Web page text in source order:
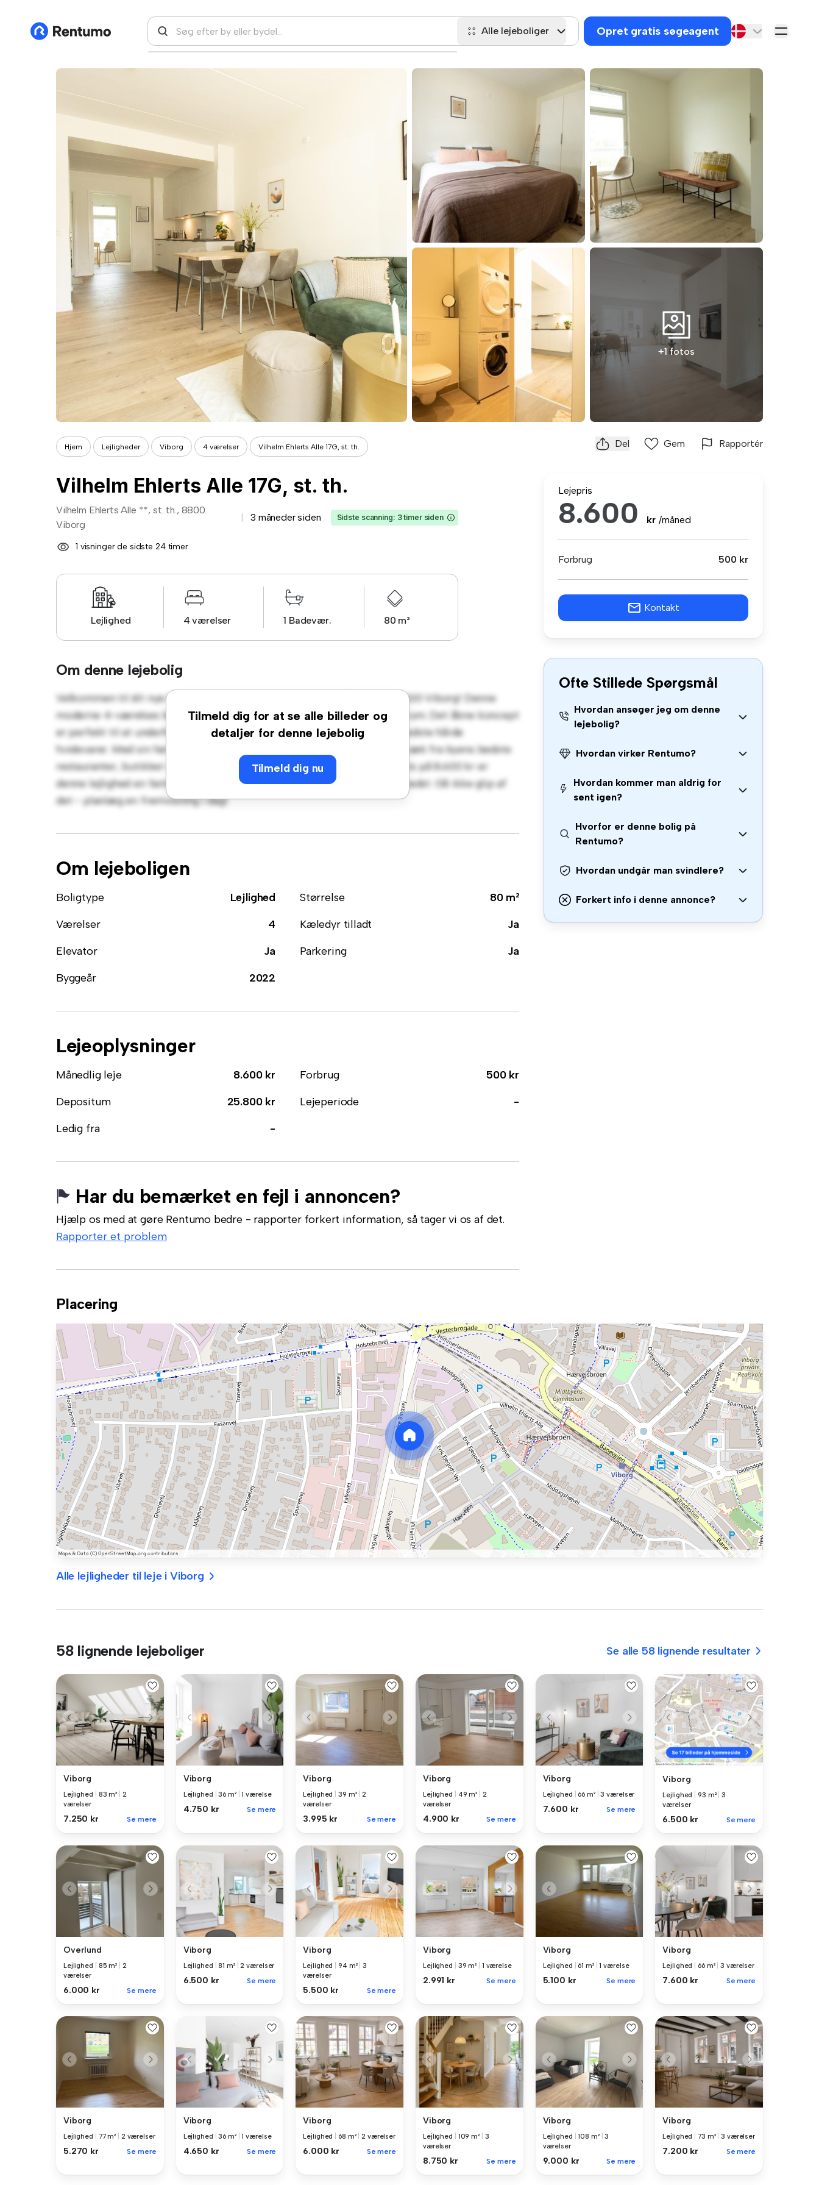
Alle lejeboliger Opret gratis søgeagent
+1 fotos
Hjem Lejligheder Viborg 4 værelser Vilhelm Ehlerts Alle 17G, st. th. Del Gem Rapportér
Vilhelm Ehlerts Alle 17G, st. th.
Vilhelm Ehlerts Alle **, st. th., 8800
Viborg
3 måneder siden Sidste scanning: 3 timer siden
1 visninger de sidste 24 timer
Lejlighed 4 værelser 1 Badevær. 80 m²
Om denne lejebolig
Tilmeld dig for at se alle billeder og
detaljer for denne lejebolig
Tilmeld dig nu
Velkommen til dit nye byferiested på Vilhelm Ehlerts Alle 17G, st. th., 8800 Viborg! Denne
moderne 4-værelses lejlighed tilbyder et stilfuldt og hyggeligt opholdsrum. Det åbne koncept
er perfekt til at underholde, og det slanke køkken er udstyret med de bedste hårde
hvidevarer. Med sin førsteklasses beliggenhed vil du være kun få skridt væk fra byens bedste
restauranter, butikker og underholdningssteder. Til en overkommelig pris på 8.600 kr er
denne lejlighed en fantastisk mulighed for at nyde byens liv, når det er bedst. Gå ikke glip af
det - planlæg en fremvisning i dag!
Om lejeboligen
Boligtype Lejlighed Størrelse
80 m²
Værelser
4 Kæledyr tilladt
Ja
Elevator
Ja Parkering
Ja
Byggeår
2022
Lejeoplysninger
Månedlig leje 8.600 kr Forbrug
500 kr
Depositum
25.800 kr Lejeperiode
-
Ledig fra
-
Har du bemærket en fejl i annoncen?
Hjælp os med at gøre Rentumo bedre - rapporter forkert information, så tager vi os af det.
Rapporter et problem
Lejepris
8.600 kr /måned
Forbrug 500 kr
Kontakt
Ofte Stillede Spørgsmål
Hvordan ansøger jeg om denne
lejebolig?
Hvordan virker Rentumo?
Hvordan kommer man aldrig for
sent igen?
Hvorfor er denne bolig på
Rentumo?
Hvordan undgår man svindlere?
Forkert info i denne annonce?
Placering
Alle lejligheder til leje i Viborg
58 lignende lejeboliger Se alle 58 lignende resultater
Viborg
Lejlighed 83 m²
2
værelser
7.250 kr Se mere
Viborg
Lejlighed |36 m² |1 værelse
4.750 kr Se mere
Viborg
Lejlighed 39 m² |2
værelser
3.995 kr Se mere
Viborg
Lejlighed 49 m²
2
værelser
4.900 kr Se mere
Viborg
Lejlighed 66 m² |3 værelser
7.600 kr Se mere
Viborg
Lejlighed 93 m² |3
værelser
6.500 kr Se mere
Overlund
Lejlighed 85 m²
2
værelser
6.000 kr Se mere
Viborg
Lejlighed |81 m² |2 værelser
6.500 kr Se mere
Viborg
Lejlighed 94 m² |3
værelser
5.500 kr Se mere
Viborg
Lejlighed 39 m² 1 værelse
2.991 kr Se mere
Viborg
Lejlighed 61 m² |1 værelse
5.100 kr Se mere
Viborg
Lejlighed 66 m² |3 værelser
7.600 kr Se mere
Viborg
Lejlighed 77 m² 2 værelser
5.270 kr Se mere
Viborg
Lejlighed |36 m² |1 værelse
4.650 kr Se mere
Viborg
Lejlighed 68 m² |2 værelser
6.000 kr Se mere
Viborg
Lejlighed 109 m²
3
værelser
8.750 kr Se mere
Viborg
Lejlighed |108 m² |3
værelser
9.000 kr Se mere
Viborg
Lejlighed 73 m² |3 værelser
7.200 kr Se mere